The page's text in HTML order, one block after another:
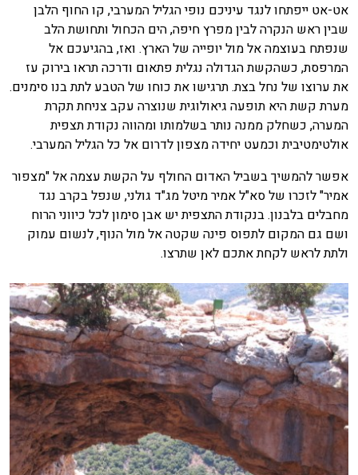
אט-אט ייפתחו לנגד עיניכם נופי הגליל המערבי, קו החוף הלבן
שבין ראש הנקרה לבין מפרץ חיפה, הים הכחול ותחושת הלב
שנפתח בעוצמה אל מול יופייה של הארץ. ואז, בהגיעכם אל
המרפסת, כשהקשת הגדולה נגלית פתאום ודרכה תראו בירוק עז
את ערוצו של נחל בצת. תרגישו את כוחו של הטבע לתת בנו סימנים.
מערת קשת היא תופעה גיאולוגית שנוצרה עקב צניחת תקרת
המערה, כשחלק ממנה נותר בשלמותו ומהווה נקודת תצפית
אולטימטיבית וכמעט יחידה מצפון לדרום אל כל הגליל המערבי.
אפשר להמשיך בשביל האדום החולף על הקשת עצמה אל "מצפור
אמיר" לזכרו של סא"ל אמיר מיטל מג"ד גולני, שנפל בקרב נגד
מחבלים בלבנון. בנקודת התצפית יש אבן סימון לכל כיווני הרוח
ושם גם המקום לתפוס פינה שקטה אל מול הנוף, לנשום עמוק
ולתת לראש לקחת אתכם לאן שתרצו.